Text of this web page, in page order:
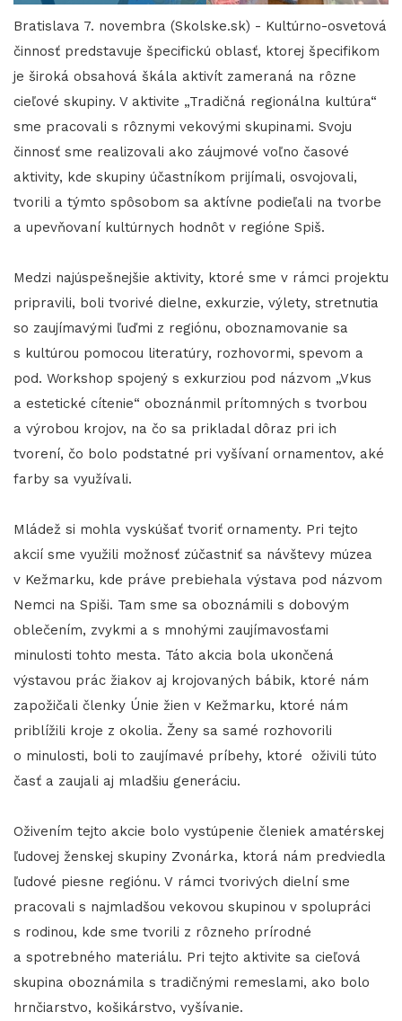
Bratislava 7. novembra (Skolske.sk) - Kultúrno-osvetová
činnosť predstavuje špecifickú oblasť, ktorej špecifikom
je široká obsahová škála aktivít zameraná na rôzne
cieľové skupiny. V aktivite „Tradičná regionálna kultúra“
sme pracovali s rôznymi vekovými skupinami. Svoju
činnosť sme realizovali ako záujmové voľno časové
aktivity, kde skupiny účastníkom prijímali, osvojovali,
tvorili a týmto spôsobom sa aktívne podieľali na tvorbe
a upevňovaní kultúrnych hodnôt v regióne Spiš.
Medzi najúspešnejšie aktivity, ktoré sme v rámci projektu
pripravili, boli tvorivé dielne, exkurzie, výlety, stretnutia
so zaujímavými ľuďmi z regiónu, oboznamovanie sa
s kultúrou pomocou literatúry, rozhovormi, spevom a
pod. Workshop spojený s exkurziou pod názvom „Vkus
a estetické cítenie“ oboznánmil prítomných s tvorbou
a výrobou krojov, na čo sa prikladal dôraz pri ich
tvorení, čo bolo podstatné pri vyšívaní ornamentov, aké
farby sa využívali.
Mládež si mohla vyskúšať tvoriť ornamenty. Pri tejto
akcií sme využili možnosť zúčastniť sa návštevy múzea
v Kežmarku, kde práve prebiehala výstava pod názvom
Nemci na Spiši. Tam sme sa oboznámili s dobovým
oblečením, zvykmi a s mnohými zaujímavosťami
minulosti tohto mesta. Táto akcia bola ukončená
výstavou prác žiakov aj krojovaných bábik, ktoré nám
zapožičali členky Únie žien v Kežmarku, ktoré nám
priblížili kroje z okolia. Ženy sa samé rozhovorili
o minulosti, boli to zaujímavé príbehy, ktoré oživili túto
časť a zaujali aj mladšiu generáciu.
Oživením tejto akcie bolo vystúpenie členiek amatérskej
ľudovej ženskej skupiny Zvonárka, ktorá nám predviedla
ľudové piesne regiónu. V rámci tvorivých dielní sme
pracovali s najmladšou vekovou skupinou v spolupráci
s rodinou, kde sme tvorili z rôzneho prírodné
a spotrebného materiálu. Pri tejto aktivite sa cieľová
skupina oboznámila s tradičnými remeslami, ako bolo
hrnčiarstvo, košikárstvo, vyšívanie.